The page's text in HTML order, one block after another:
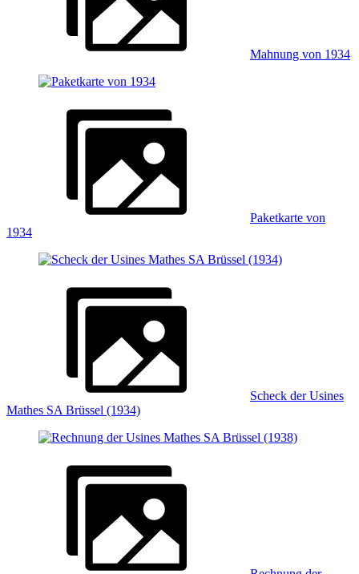
Mahnung von 1934
Paketkarte von
1934
Scheck der Usines
Mathes SA Brüssel (1934)